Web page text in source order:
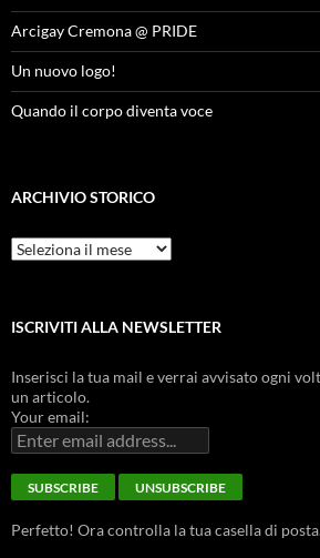
Arcigay Cremona @ PRIDE
Un nuovo logo!
Quando il corpo diventa voce
ARCHIVIO STORICO
Archivio
Storico
ISCRIVITI ALLA NEWSLETTER
Inserisci la tua mail e verrai avvisato ogni
un articolo.
Your email:
Perfetto! Ora controlla la tua casella di